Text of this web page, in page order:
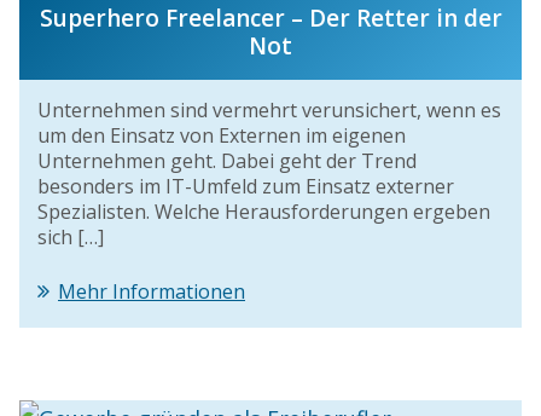
Superhero Freelancer – Der Retter in der
Not
Unternehmen sind vermehrt verunsichert, wenn es
um den Einsatz von Externen im eigenen
Unternehmen geht. Dabei geht der Trend
besonders im IT-Umfeld zum Einsatz externer
Spezialisten. Welche Herausforderungen ergeben
sich […]
Mehr Informationen